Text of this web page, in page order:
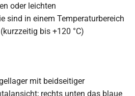
oder leichten
sind in einem Temperaturbereich
bis +120 °C)